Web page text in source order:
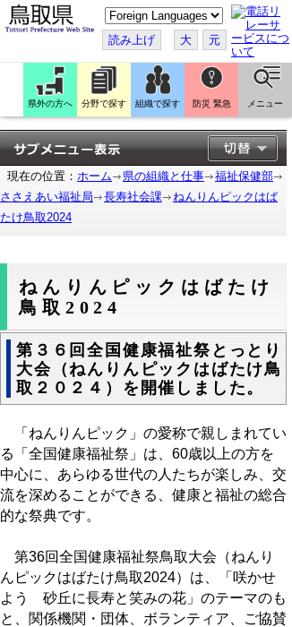
こ
の
ペ
ー
ジ
を
翻
訳
す
る
読み上げ 大 元
県外の方へ 分野で探す 組織で探す 防災 緊急 メニュー
現在の位置： ホーム 県の組織と仕事
福祉保健部
ささえあい福祉局
長寿社会課
ねんりんピックはば
たけ鳥取2024
ねんりんピックはばたけ
鳥取2024
第３６回全国健康福祉祭とっとり
大会（ねんりんピックはばたけ鳥
取２０２４）を開催しました。
「ねんりんピック」の愛称で親しまれてい
る「全国健康福祉祭」は、60歳以上の方を
中心に、あらゆる世代の人たちが楽しみ、交
流を深めることができる、健康と福祉の総合
的な祭典です。
第36回全国健康福祉祭鳥取大会（ねんり
んピックはばたけ鳥取2024）は、「咲かせ
よう 砂丘に長寿と笑みの花」のテーマのも
と、関係機関・団体、ボランティア、ご協賛